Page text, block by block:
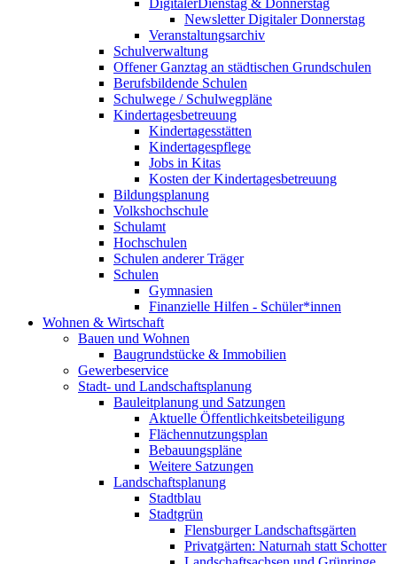
DigitalerDienstag & Donnerstag
Newsletter Digitaler Donnerstag
Veranstaltungsarchiv
Schulverwaltung
Offener Ganztag an städtischen Grundschulen
Berufsbildende Schulen
Schulwege / Schulwegpläne
Kindertagesbetreuung
Kindertagesstätten
Kindertagespflege
Jobs in Kitas
Kosten der Kindertagesbetreuung
Bildungsplanung
Volkshochschule
Schulamt
Hochschulen
Schulen anderer Träger
Schulen
Gymnasien
Finanzielle Hilfen - Schüler*innen
Wohnen & Wirtschaft
Bauen und Wohnen
Baugrundstücke & Immobilien
Gewerbeservice
Stadt- und Landschaftsplanung
Bauleitplanung und Satzungen
Aktuelle Öffentlichkeitsbeteiligung
Flächennutzungsplan
Bebauungspläne
Weitere Satzungen
Landschaftsplanung
Stadtblau
Stadtgrün
Flensburger Landschaftsgärten
Privatgärten: Naturnah statt Schotter